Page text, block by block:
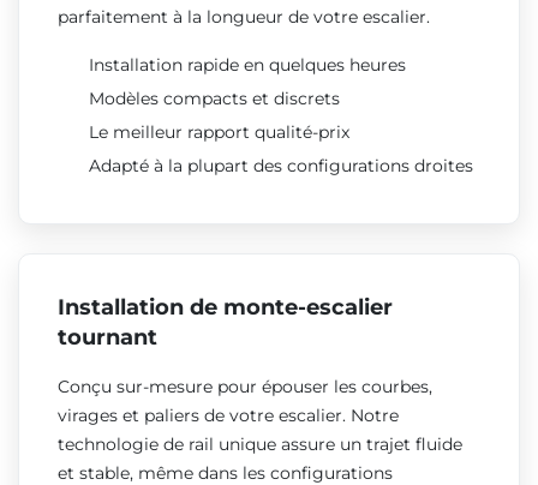
parfaitement à la longueur de votre escalier.
Installation rapide en quelques heures
Modèles compacts et discrets
Le meilleur rapport qualité-prix
Adapté à la plupart des configurations droites
Installation de monte-escalier
tournant
Conçu sur-mesure pour épouser les courbes,
virages et paliers de votre escalier. Notre
technologie de rail unique assure un trajet fluide
et stable, même dans les configurations